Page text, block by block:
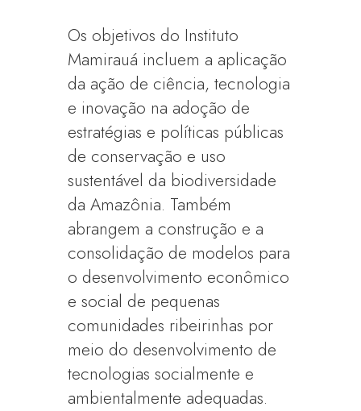
Os objetivos do Instituto
Mamirauá incluem a aplicação
da ação de ciência, tecnologia
e inovação na adoção de
estratégias e políticas públicas
de conservação e uso
sustentável da biodiversidade
da Amazônia. Também
abrangem a construção e a
consolidação de modelos para
o desenvolvimento econômico
e social de pequenas
comunidades ribeirinhas por
meio do desenvolvimento de
tecnologias socialmente e
ambientalmente adequadas.